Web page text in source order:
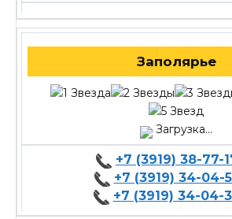
Заполярье
Загрузка...
+7 (3919) 38-77-
+7 (3919) 34-04-
+7 (3919) 34-04-